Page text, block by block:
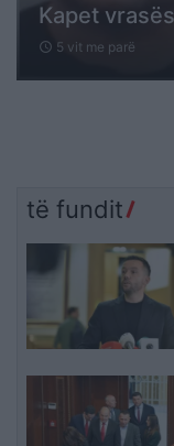
Kapet
schedule 5 vit me parë
të fundit